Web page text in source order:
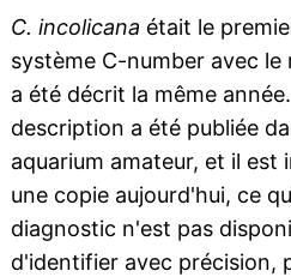
C. incolicana était le
système C-number avec le
a été décrit la même
description a été publiée
aquarium amateur, et il est
une copie aujourd'hui, ce
diagnostic n'est pas
d'identifier avec précision,